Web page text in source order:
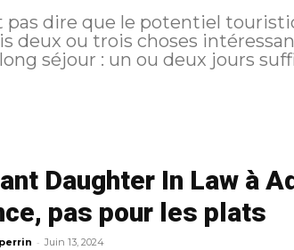
pas dire que le potentiel
deux ou trois choses
séjour : un ou deux jours
Daughter In Law à
pas pour les plats
- Juin 13, 2024